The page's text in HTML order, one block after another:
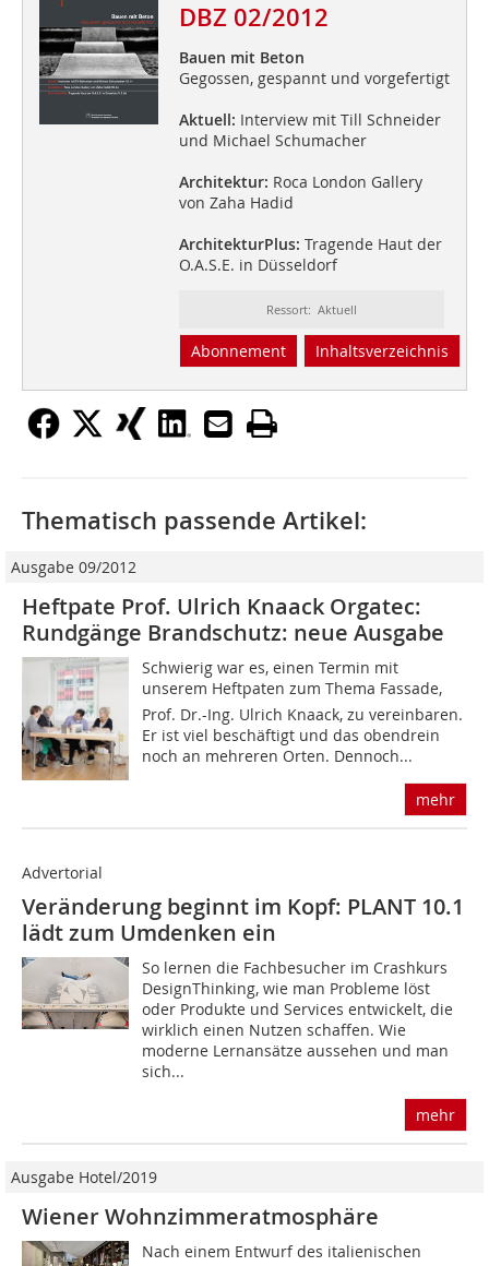
DBZ 02/2012
Bauen mit Beton
Gegossen, gespannt und vorgefertigt
Aktuell: Interview mit Till Schneider
und Michael Schumacher
Architektur: Roca London Gallery
von Zaha Hadid
ArchitekturPlus: Tragende Haut der
O.A.S.E. in Düsseldorf
Ressort: Aktuell
Abonnement Inhaltsverzeichnis
Thematisch passende Artikel:
Ausgabe 09/2012
Heftpate Prof. Ulrich Knaack Orgatec:
Rundgänge Brandschutz: neue Ausgabe
Schwierig war es, einen Termin mit
unserem Heftpaten zum Thema Fassade,
Prof. Dr.-Ing. Ulrich Knaack, zu vereinbaren.
Er ist viel beschäftigt und das obendrein
noch an mehreren Orten. Dennoch...
mehr
Advertorial
Veränderung beginnt im Kopf: PLANT 10.1
lädt zum Umdenken ein
So lernen die Fachbesucher im Crashkurs
DesignThinking, wie man Probleme löst
oder Produkte und Services entwickelt, die
wirklich einen Nutzen schaffen. Wie
moderne Lernansätze aussehen und man
sich...
mehr
Ausgabe Hotel/2019
Wiener Wohnzimmeratmosphäre
Nach einem Entwurf des italienischen